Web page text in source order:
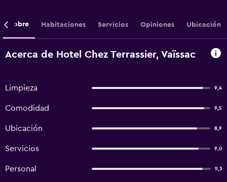
Sobre Habitaciones Servicios Opiniones Ubicación
Acerca de Hotel Chez Terrassier, Vaïssac
Limpieza 9,4
Comodidad 9,5
Ubicación 8,9
Servicios 9,0
Personal 9,3